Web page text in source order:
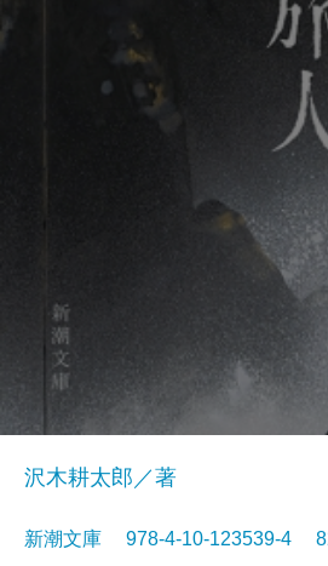
沢木耕太郎／著
新潮文庫 978-4-10-123539-4